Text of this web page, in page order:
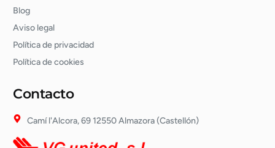
Blog
Aviso legal
Política de privacidad
Política de cookies
Contacto
Camí l'Alcora, 69 12550 Almazora (Castellón)